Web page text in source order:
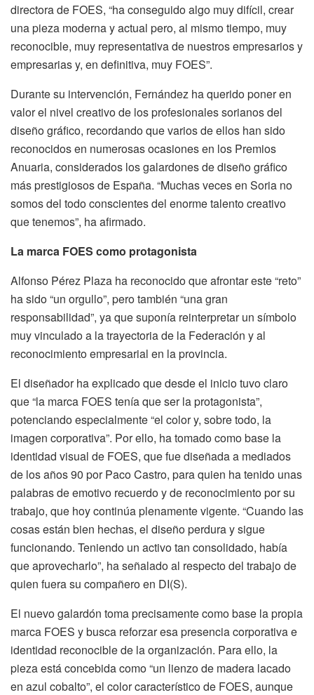
directora de FOES, “ha conseguido algo muy difícil, crear
una pieza moderna y actual pero, al mismo tiempo, muy
reconocible, muy representativa de nuestros empresarios y
empresarias y, en definitiva, muy FOES”.
Durante su intervención, Fernández ha querido poner en
valor el nivel creativo de los profesionales sorianos del
diseño gráfico, recordando que varios de ellos han sido
reconocidos en numerosas ocasiones en los Premios
Anuaria, considerados los galardones de diseño gráfico
más prestigiosos de España. “Muchas veces en Soria no
somos del todo conscientes del enorme talento creativo
que tenemos”, ha afirmado.
La marca FOES como protagonista
Alfonso Pérez Plaza ha reconocido que afrontar este “reto”
ha sido “un orgullo”, pero también “una gran
responsabilidad”, ya que suponía reinterpretar un símbolo
muy vinculado a la trayectoria de la Federación y al
reconocimiento empresarial en la provincia.
El diseñador ha explicado que desde el inicio tuvo claro
que “la marca FOES tenía que ser la protagonista”,
potenciando especialmente “el color y, sobre todo, la
imagen corporativa”. Por ello, ha tomado como base la
identidad visual de FOES, que fue diseñada a mediados
de los años 90 por Paco Castro, para quien ha tenido unas
palabras de emotivo recuerdo y de reconocimiento por su
trabajo, que hoy continúa plenamente vigente. “Cuando las
cosas están bien hechas, el diseño perdura y sigue
funcionando. Teniendo un activo tan consolidado, había
que aprovecharlo”, ha señalado al respecto del trabajo de
quien fuera su compañero en DI(S).
El nuevo galardón toma precisamente como base la propia
marca FOES y busca reforzar esa presencia corporativa e
identidad reconocible de la organización. Para ello, la
pieza está concebida como “un lienzo de madera lacado
en azul cobalto”, el color característico de FOES, aunque